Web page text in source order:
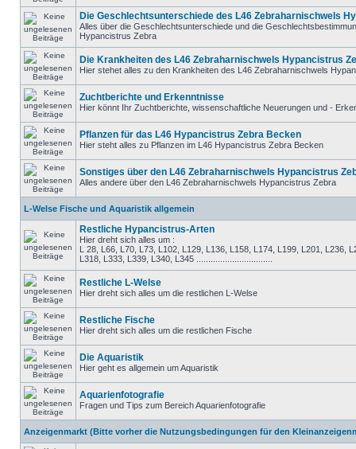
Die Geschlechtsunterschiede des L46 Zebraharnischwels
Alles über die Geschlechtsunterschiede und die
Hypancistrus Zebra
Die Krankheiten des L46 Zebraharnischwels Hypancistrus
Hier stehet alles zu den Krankheiten des L46 Zebraharnischwels
Zuchtberichte und Erkenntnisse
Hier könnt Ihr Zuchtberichte, wissenschaftliche Neuerungen und -
Pflanzen für das L46 Hypancistrus Zebra Becken
Hier steht alles zu Pflanzen im L46 Hypancistrus Zebra Becken
Sonstiges über den L46 Zebraharnischwels Hypancistrus
Alles andere über den L46 Zebraharnischwels Hypancistrus Zebra
L-Welse Fische und Aquaristik allgemein
Restliche Hypancistrus-Arten
Hier dreht sich alles um :
L 28, L66, L70, L73, L102, L129, L136, L158, L174, L199, L201, L236,
L318, L333, L339, L340, L345 ................................
Restliche L-Welse
Hier dreht sich alles um die restlichen L-Welse
Restliche Fische
Hier dreht sich alles um die restlichen Fische
Die Aquaristik
Hier geht es allgemein um Aquaristik
Aquarienfotografie
Fragen und Tips zum Bereich Aquarienfotografie
Anzeigenmarkt (Bitte vorher die Nutzungsbedingungen für den